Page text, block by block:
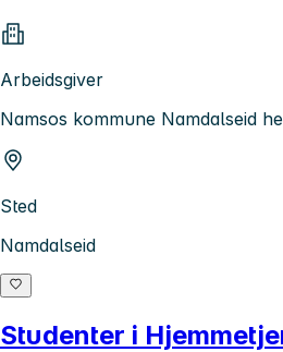
Arbeidsgiver
Namsos kommune Namdalseid
Sted
Namdalseid
Studenter i